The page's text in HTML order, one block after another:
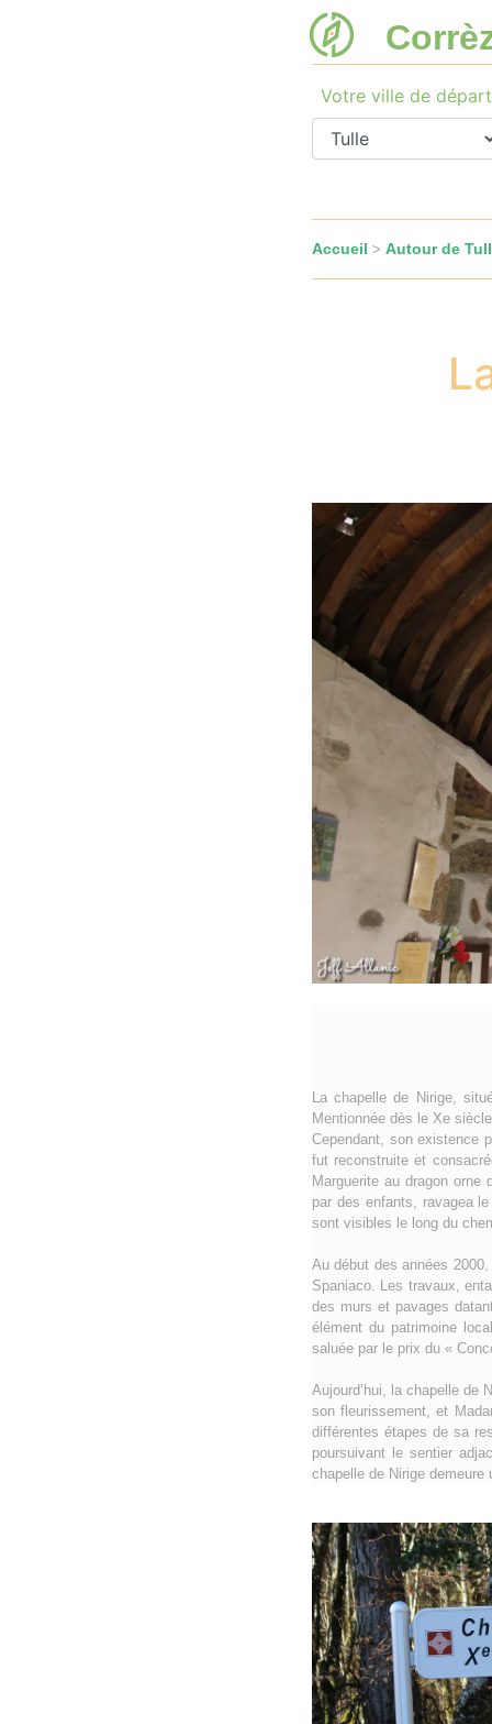
Votre ville de départ
Accueil > Autour de
La chapelle de Nirige,
Mentionnée dès le Xe
Cependant, son existence
fut reconstruite et
Marguerite au dragon orne
par des enfants, ravagea
sont visibles le long du
Au début des années
Spaniaco. Les travaux,
des murs et pavages
élément du patrimoine
saluée par le prix du «
Aujourd’hui, la chapelle de
son fleurissement, et
différentes étapes de sa
poursuivant le sentier
chapelle de Nirige